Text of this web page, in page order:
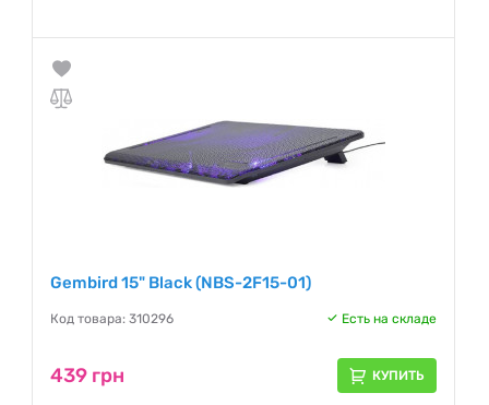
Gembird 15" Black (NBS-2F15-01)
Код товара: 310296 Есть на складе
439 грн КУПИТЬ